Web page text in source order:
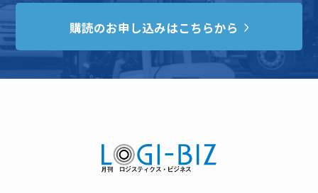
購読のお申し込みはこちらから